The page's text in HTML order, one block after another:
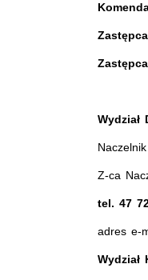
Wydział
Z-ca
tel. 47
adres e-
Wydział